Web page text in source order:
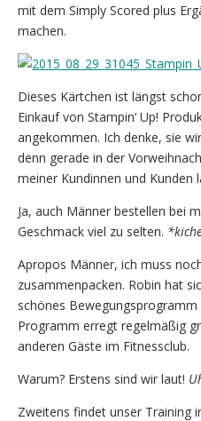
mit dem Simply Scored plus
machen.
Dieses Kärtchen ist längst
Einkauf von Stampin‘ Up!
angekommen. Ich denke, sie
denn gerade in der
meiner Kundinnen und Kunden
Ja, auch Männer bestellen bei
Geschmack viel zu selten.
Apropos Männer, ich muss
zusammenpacken. Robin hat
schönes
Programm erregt regelmäßig
anderen Gäste im Fitnessclub.
Warum? Erstens sind wir laut!
Zweitens findet unser Training